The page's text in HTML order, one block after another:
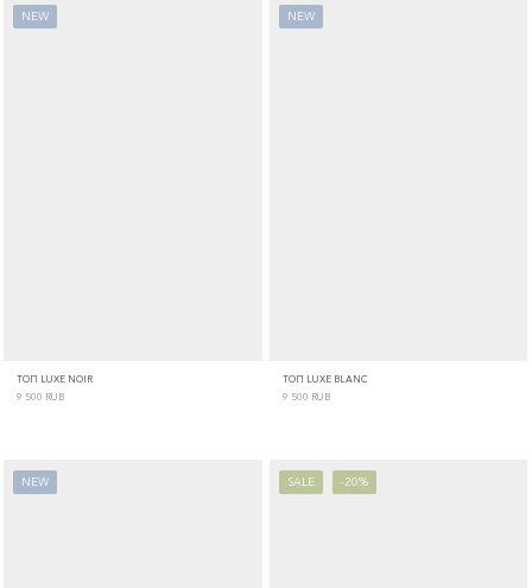
NEW
ТОП LUXE NOIR
9 500 RUB
NEW
ТОП LUXE BLANC
9 500 RUB
NEW SALE -20%